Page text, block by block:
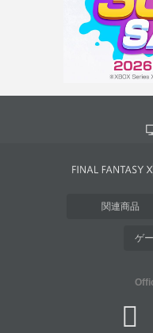
関連商品
ゲ